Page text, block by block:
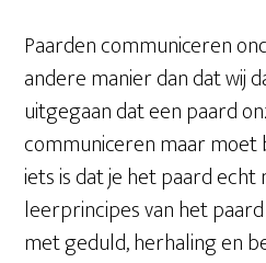
Paarden communiceren
andere manier dan dat wij
uitgegaan dat een paard
communiceren maar
iets is dat je het paard
leerprincipes van het
met geduld, herhaling en